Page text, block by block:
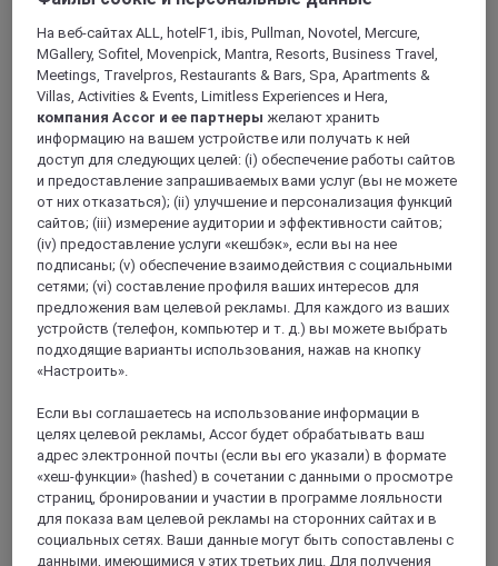
OXFORDSHIRE, Великобритания
Mercure Oxford Eastgate Hotel
Situated in the heart of the historic university city of Oxford,
this beautiful 17th-century coaching-inn looks over the
Examination Halls and Magdalen Tower. The convenient
central location allows guests to easily discover Oxford most
iconic landmarks. City sightseeing tours are available in the
area, making this a great base for guests who want to explore.
The hotel offers modern, comfortable rooms which are
perfectly equipped to accommodate individuals, couples and
families.
На веб-сайтах ALL, hotelF1, ibis, Pullman, Novotel, Mercure,
MGallery, Sofitel, Movenpick, Mantra, Resorts, Business Travel,
Meetings, Travelpros, Restaurants & Bars, Spa, Apartments &
Villas, Activities & Events, Limitless Experiences и Hera,
компания Accor и ее партнеры желают хранить
информацию на вашем устройстве или получать к ней
доступ для следующих целей: (i) обеспечение работы сайтов
и предоставление запрашиваемых вами услуг (вы не можете
от них отказаться); (ii) улучшение и персонализация функций
сайтов; (iii) измерение аудитории и эффективности сайтов;
(iv) предоставление услуги «кешбэк», если вы на нее
подписаны; (v) обеспечение взаимодействия с социальными
сетями; (vi) составление профиля ваших интересов для
предложения вам целевой рекламы. Для каждого из ваших
устройств (телефон, компьютер и т. д.) вы можете выбрать
подходящие варианты использования, нажав на кнопку
«Настроить».
Если вы соглашаетесь на использование информации в
целях целевой рекламы, Accor будет обрабатывать ваш
адрес электронной почты (если вы его указали) в формате
«хеш-функции» (hashed) в сочетании с данными о просмотре
страниц, бронировании и участии в программе лояльности
для показа вам целевой рекламы на сторонних сайтах и в
социальных сетях. Ваши данные могут быть сопоставлены с
данными, имеющимися у этих третьих лиц. Для получения